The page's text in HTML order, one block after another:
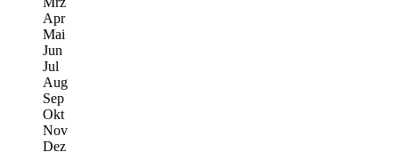
Apr
Mai
Jun
Jul
Aug
Sep
Okt
Nov
Dez